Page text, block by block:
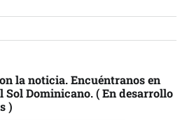
la noticia. Encuéntranos en
Sol Dominicano. ( En desarrollo
)